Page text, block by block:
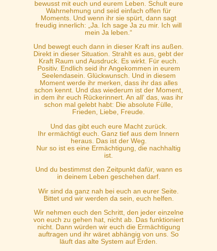
bewusst mit euch und eurem Leben. Schult eure
Wahrnehmung und seid einfach offen für
Moments. Und wenn ihr sie spürt, dann sagt
freudig innerlich: „Ja. Ich sage Ja zu mir. Ich will
mein Ja leben.“
Und bewegt euch dann in dieser Kraft ins außen.
Direkt in dieser Situation. Strahlt es aus, gebt der
Kraft Raum und Ausdruck. Es wirkt. Für euch.
Positiv. Endlich seid ihr Angekommen in eurem
Seelendasein. Glückwunsch. Und in diesem
Moment werde ihr merken, dass ihr das alles
schon kennt. Und das wiederum ist der Moment,
in dem ihr euch Rückerinnert. An all‘ das, was ihr
schon mal gelebt habt: Die absolute Fülle,
Frieden, Liebe, Freude.
Und das gibt euch eure Macht zurück.
Ihr ermächtigt euch. Ganz tief aus dem Innern
heraus. Das ist der Weg.
Nur so ist es eine Ermächtigung, die nachhaltig
ist.
Und du bestimmst den Zeitpunkt dafür, wann es
in deinem Leben geschehen darf.
Wir sind da ganz nah bei euch an eurer Seite.
Bittet und wir werden da sein, euch helfen.
Wir nehmen euch den Schritt, den jeder einzelne
von euch zu gehen hat, nicht ab. Das funktioniert
nicht. Dann würden wir euch die Ermächtigung
auftragen und ihr wäret abhängig von uns. So
läuft das alte System auf Erden.